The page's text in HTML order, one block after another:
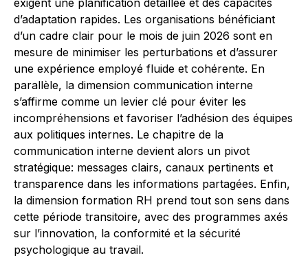
exigent une planification détaillée et des capacités
d’adaptation rapides. Les organisations bénéficiant
d’un cadre clair pour le mois de juin 2026 sont en
mesure de minimiser les perturbations et d’assurer
une expérience employé fluide et cohérente. En
parallèle, la dimension communication interne
s’affirme comme un levier clé pour éviter les
incompréhensions et favoriser l’adhésion des équipes
aux politiques internes. Le chapitre de la
communication interne devient alors un pivot
stratégique: messages clairs, canaux pertinents et
transparence dans les informations partagées. Enfin,
la dimension formation RH prend tout son sens dans
cette période transitoire, avec des programmes axés
sur l’innovation, la conformité et la sécurité
psychologique au travail.